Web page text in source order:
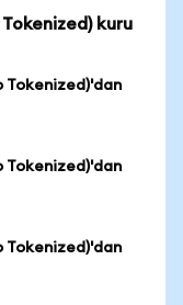
kuru
Tokenized)'dan
Tokenized)'dan
Tokenized)'dan